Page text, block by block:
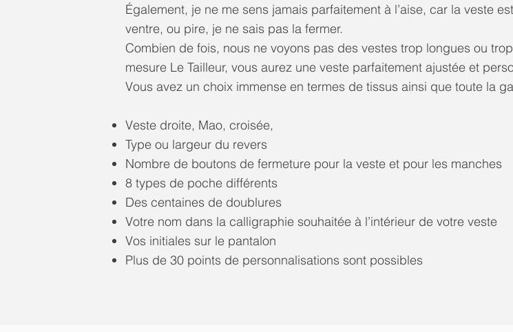
Également, je ne me sens jamais parfaitement à l’aise, car la veste
ventre, ou pire, je ne sais pas la fermer.
Combien de fois, nous ne voyons pas des vestes trop longues ou
mesure Le Tailleur, vous aurez une veste parfaitement ajustée et
Vous avez un choix immense en termes de tissus ainsi que toute la
Veste droite, Mao, croisée,
Type ou largeur du revers
Nombre de boutons de fermeture pour la veste et pour les manches
8 types de poche différents
Des centaines de doublures
Votre nom dans la calligraphie souhaitée à l’intérieur de votre veste
Vos initiales sur le pantalon
Plus de 30 points de personnalisations sont possibles